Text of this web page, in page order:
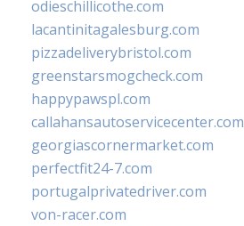
odieschillicothe.com
lacantinitagalesburg.com
pizzadeliverybristol.com
greenstarsmogcheck.com
happypawspl.com
callahansautoservicecenter.com
georgiascornermarket.com
perfectfit24-7.com
portugalprivatedriver.com
von-racer.com